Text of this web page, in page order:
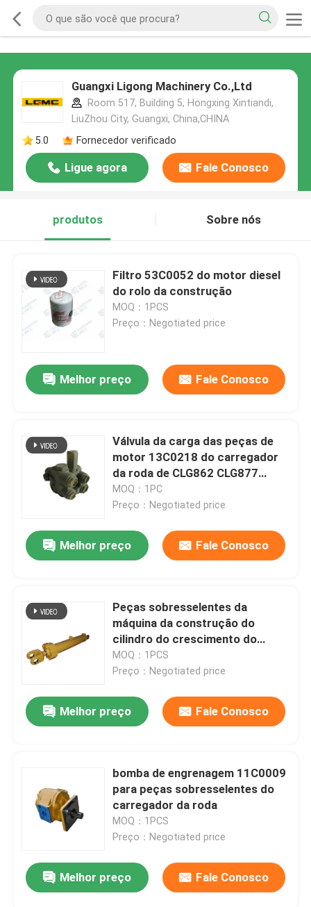
Guangxi Ligong Machinery Co.,Ltd
Room 517, Building 5, Hongxing Xintiandi,
LiuZhou City, Guangxi, China,CHINA
5.0
Fornecedor verificado
Ligue agora Fale Conosco
produtos Sobre nós
Filtro 53C0052 do motor diesel
do rolo da construção
MOQ：1PCS
Preço：Negotiated price
Melhor preço Fale Conosco
Válvula da carga das peças de
motor 13C0218 do carregador
da roda de CLG862 CLG877
CLG888
MOQ：1PC
Preço：Negotiated price
Melhor preço Fale Conosco
Peças sobresselentes da
máquina da construção do
cilindro do crescimento do
Backhoe 10C0207X0 em
conservado em estoque
MOQ：1PCS
Preço：Negotiated price
Melhor preço Fale Conosco
bomba de engrenagem 11C0009
para peças sobresselentes do
carregador da roda
MOQ：1PCS
Preço：Negotiated price
Melhor preço Fale Conosco